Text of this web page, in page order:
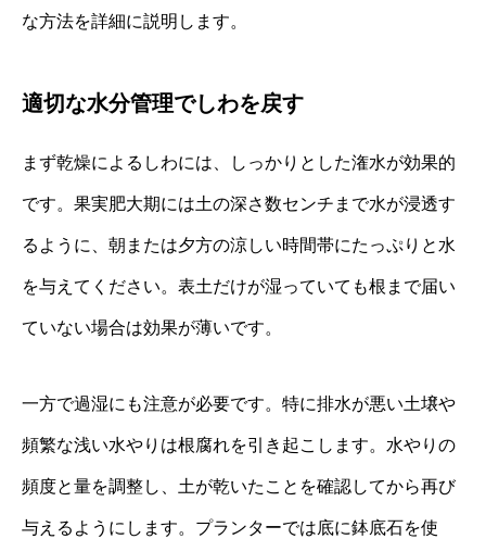
な方法を詳細に説明します。
適切な水分管理でしわを戻す
まず乾燥によるしわには、しっかりとした潅水が効果的
です。果実肥大期には土の深さ数センチまで水が浸透す
るように、朝または夕方の涼しい時間帯にたっぷりと水
を与えてください。表土だけが湿っていても根まで届い
ていない場合は効果が薄いです。
一方で過湿にも注意が必要です。特に排水が悪い土壌や
頻繁な浅い水やりは根腐れを引き起こします。水やりの
頻度と量を調整し、土が乾いたことを確認してから再び
与えるようにします。プランターでは底に鉢底石を使